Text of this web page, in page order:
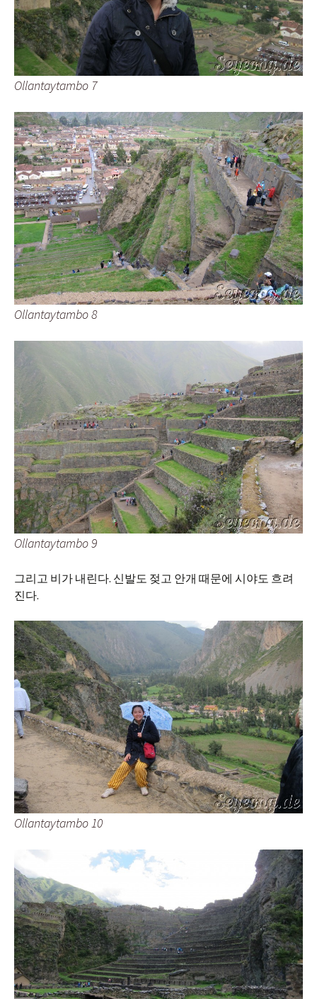
Ollantaytambo 7
Ollantaytambo 8
Ollantaytambo 9
그리고 비가 내린다. 신발도 젖고 안개 때문에 시야도 흐려
진다.
Ollantaytambo 10